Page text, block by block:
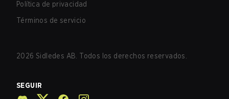
Política de privacidad
Términos de servicio
2026 Sidledes AB. Todos los derechos reservados.
SEGUIR